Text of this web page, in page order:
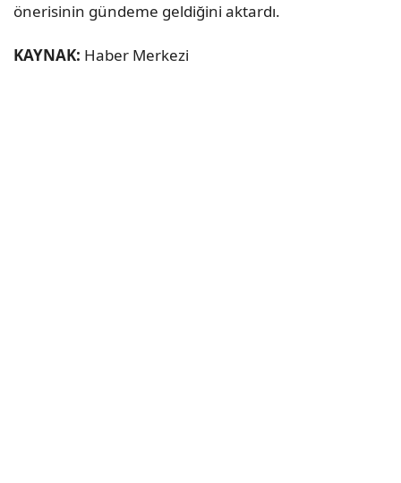
önerisinin gündeme geldiğini aktardı.
KAYNAK: Haber Merkezi